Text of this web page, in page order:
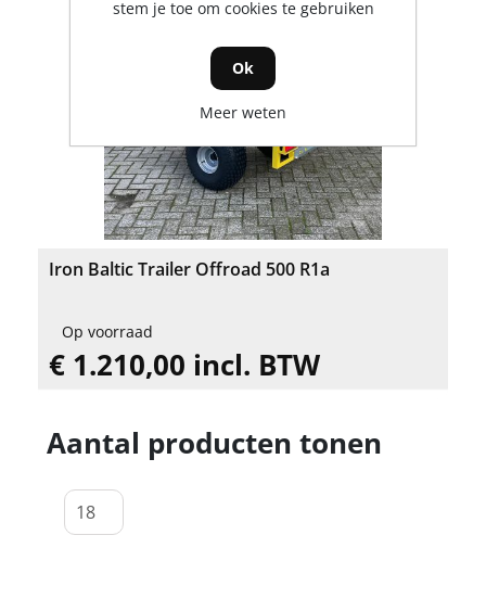
Iron Baltic Trailer Offroad 500 R1a
Op voorraad
€ 1.210,00 incl. BTW
Aantal producten tonen
stem je toe om cookies te gebruiken
Ok
Meer weten